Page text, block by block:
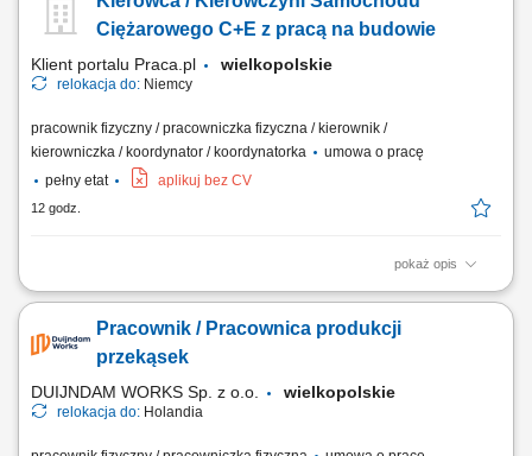
wykończeniem elementów żelbetowych; Prowadzenie robót
konstrukcyjnych zgodnie z rysunkiem i wskazaniami technicznymi;
Ciężarowego C+E z pracą na budowie
Klient portalu Praca.pl wielkopolskie
relokacja do: Niemcy
pracownik fizyczny / pracowniczka fizyczna / kierownik /
kierowniczka / koordynator / koordynatorka
umowa o pracę
pełny etat
aplikuj bez CV
12 godz.
pokaż opis
Bezpieczny transport materiałów budowlanych, ciężkich maszyn oraz
terenie Niemiec. Obsługa powierzonego zestawu ciężarowego oraz
dbanie o prawidłowe zabezpieczenie ładunku przed drogą. Aktywny
Pracownik / Pracownica produkcji
przekąsek
DUIJNDAM WORKS Sp. z o.o. wielkopolskie
relokacja do: Holandia